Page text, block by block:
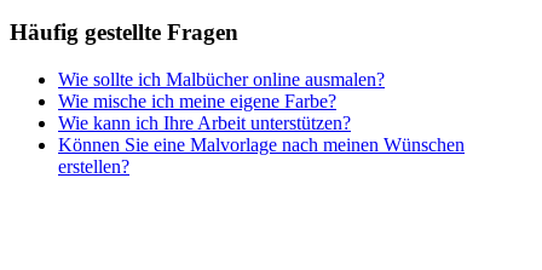
Valentinstag und Liebe
Winter und Weihnachten
Nezaradené
Unkategorisiert
Häufig gestellte Fragen
Wie sollte ich Malbücher online ausmalen?
Wie mische ich meine eigene Farbe?
Wie kann ich Ihre Arbeit unterstützen?
Können Sie eine Malvorlage nach meinen Wünschen
erstellen?